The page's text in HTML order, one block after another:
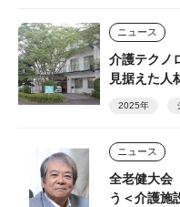
ニュース
介護テクノ
見据えた人
2025年
ニュース
全老健大会
う＜介護施